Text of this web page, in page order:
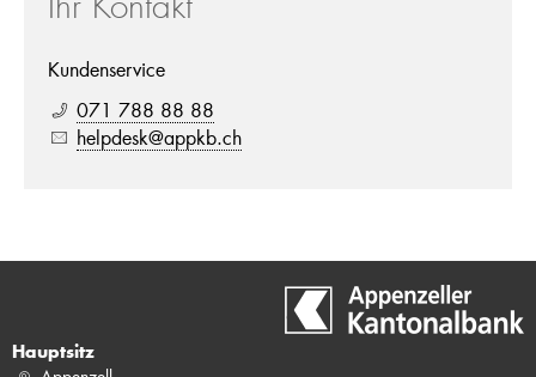
Kundenservice
071 788 88 88
helpdesk@appkb.ch
Hauptsitz